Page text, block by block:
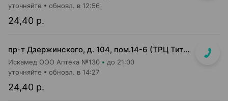
24,40 р.
уточняйте обновл. в 12:56
пр-т Дзержинского, д. 104, пом.14-6 (ТРЦ Титан)
Искамед ООО Аптека №130 до 21:00
24,40 р.
уточняйте обновл. в 14:27